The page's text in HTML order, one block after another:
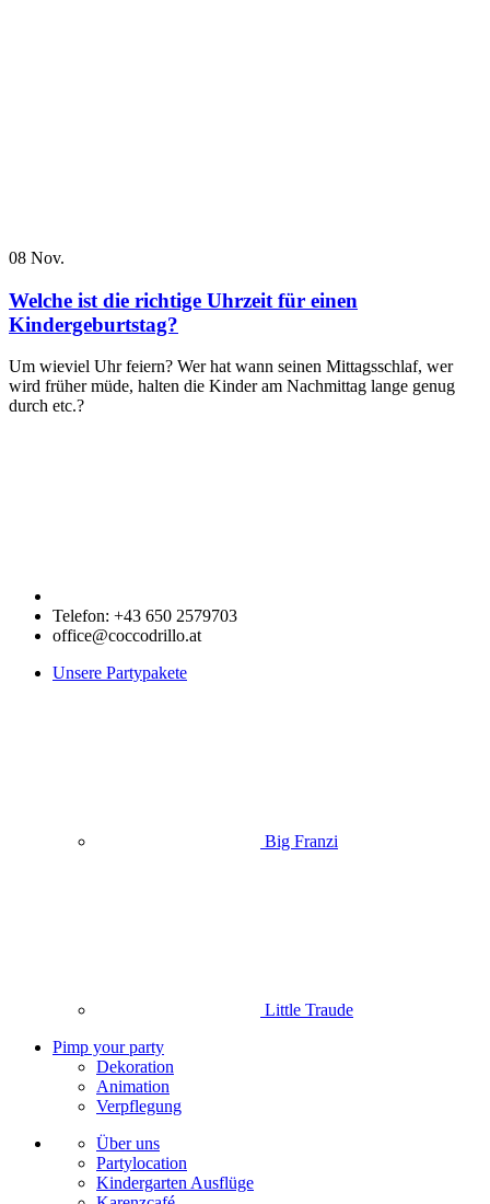
08 Nov.
Welche ist die richtige Uhrzeit für einen
Kindergeburtstag?
Um wieviel Uhr feiern? Wer hat wann seinen Mittagsschlaf, wer
wird früher müde, halten die Kinder am Nachmittag lange genug
durch etc.?
Telefon: +43 650 2579703
office@coccodrillo.at
Unsere Partypakete
Big Franzi
Little Traude
Pimp your party
Dekoration
Animation
Verpflegung
Über uns
Partylocation
Kindergarten Ausflüge